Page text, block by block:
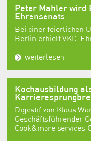
Peter Mahler wird
Ehrensenats
Bei einer feierlichen
Berlin erhielt VKD-
weiterlesen
Kochausbildung
Digestif von Klaus
Geschäftsführender
Cook&more services